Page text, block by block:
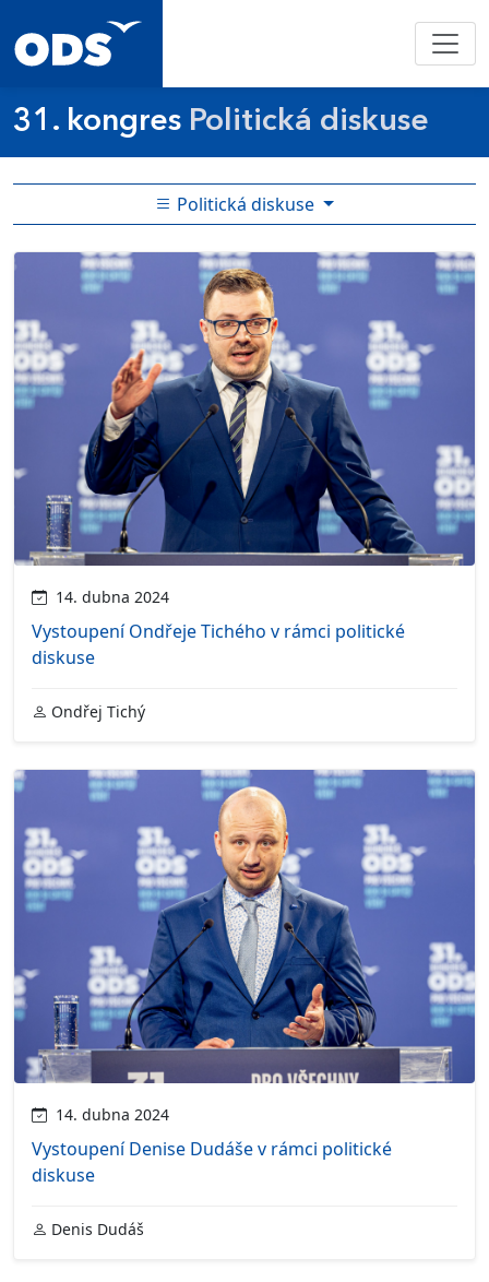
31. kongres Politická diskuse
Politická diskuse
14. dubna 2024
Vystoupení Ondřeje Tichého v rámci politické
diskuse
Ondřej Tichý
14. dubna 2024
Vystoupení Denise Dudáše v rámci politické
diskuse
Denis Dudáš